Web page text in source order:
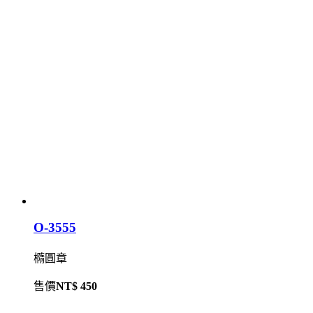
O-3555
橢圓章
售價NT$ 450